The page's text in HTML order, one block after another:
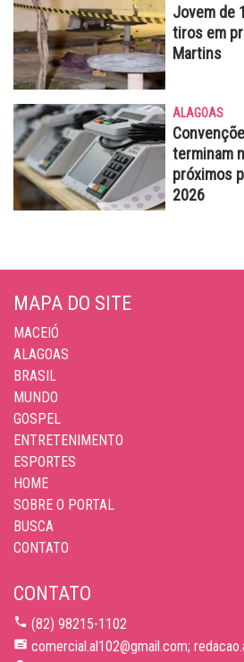
Jovem de
tiros em
Martins
ALAGOAS
terminam
próximos
2026
MAPA DO SITE
MACEIÓ
ALAGOAS
BRASIL
MUNDO
GOSPEL
ENTRETENIMENTO
ESPORTES
HOME
SOBRE O PORTAL
BUSCA
CONTATO
CONTATO
(82) 98215-1102
comercial.al102@gmail.com;